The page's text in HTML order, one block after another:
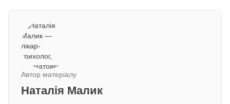
Автор матеріалу
Наталія Малик